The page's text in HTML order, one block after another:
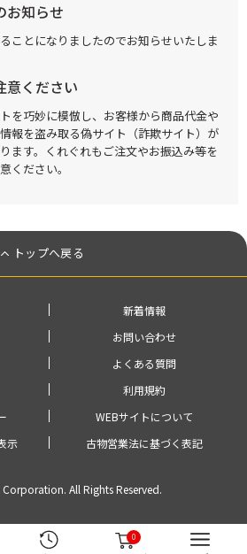
お知らせ
ことになりましたのでお知らせいたしま
意ください
を巧妙に模倣し、お客様から商品代金や
報を盗み取る偽サイト（詐欺サイト）が
ます。くれぐれもご注文やお振込み等を
ください。
トップへ戻る
新着情報
お問い合わせ
よくある質問
利用規約
WEBサイトについて
示
古物営業法に基づく表記
All Rights Reserved.
0